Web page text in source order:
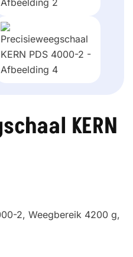
KERN
2, Weegbereik 4200 g,